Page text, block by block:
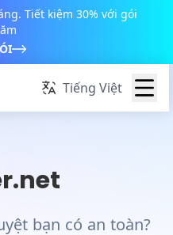
Tiết kiệm 30% với gói
Tiếng Việt
bạn có an toàn?